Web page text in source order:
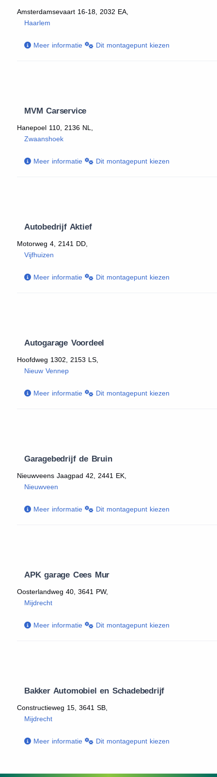
Amsterdamsevaart 16-18, 2032 EA,
Haarlem
Meer informatie Dit montagepunt kiezen
MVM Carservice
Hanepoel 110, 2136 NL,
Zwaanshoek
Meer informatie Dit montagepunt kiezen
Autobedrijf Aktief
Motorweg 4, 2141 DD,
Vijfhuizen
Meer informatie Dit montagepunt kiezen
Autogarage Voordeel
Hoofdweg 1302, 2153 LS,
Nieuw Vennep
Meer informatie Dit montagepunt kiezen
Garagebedrijf de Bruin
Nieuwveens Jaagpad 42, 2441 EK,
Nieuwveen
Meer informatie Dit montagepunt kiezen
APK garage Cees Mur
Oosterlandweg 40, 3641 PW,
Mijdrecht
Meer informatie Dit montagepunt kiezen
Bakker Automobiel en Schadebedrijf
Constructieweg 15, 3641 SB,
Mijdrecht
Meer informatie Dit montagepunt kiezen